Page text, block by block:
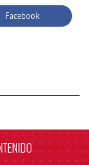
label.aria.facebook
Facebook